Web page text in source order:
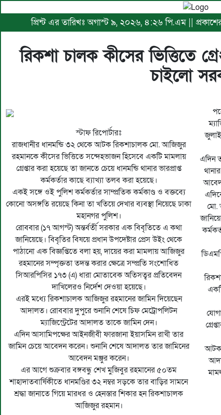
প্রিন্ট এর তারিখঃ অগাস্ট ৯, ২০২৬, ৪:২৬ পি.এম ||
রিকশা চালক কীসের ভিত্তিতে
চাইলো
স্টাফ রিপোর্টারঃ
রাজধানীর ধানমন্ডি ৩২ থেকে আটক রিকশাচালক মো. আজিজুর
রহমানকে কীসের ভিত্তিতে সন্দেহভাজন হিসেবে একটি মামলায়
গ্রেপ্তার করা হয়েছে তা জানতে চেয়ে ধানমন্ডি থানার ভারপ্রাপ্ত
কর্মকর্তার কাছে ব্যাখ্যা তলব করা হয়েছে।
একই সঙ্গে ওই পুলিশ কর্মকর্তার সাম্প্রতিক কর্মকাণ্ড ও বক্তব্যে
কোনো অসঙ্গতি রয়েছে কিনা তা খতিয়ে দেখার ব্যবস্থা নিয়েছে ঢাকা
মহানগর পুলিশ।
রোববার (১৭ আগস্ট) অন্তর্বর্তী সরকার এক বিবৃতিতে এ কথা
জানিয়েছে। বিবৃতির বিষয়ে প্রধান উপদেষ্টার প্রেস উইং থেকে
পাঠানো এক বিজ্ঞপ্তিতে বলা হয়, দায়ের করা মামলায় আজিজুর
রহমানের সম্পৃক্ততা তদন্ত করার ক্ষেত্রে সম্প্রতি সংশোধিত
সিআরপিসির ১৭৩ (এ) ধারা মোতাবেক অতিসত্বর প্রতিবেদন
দাখিলেরও নির্দেশ দেওয়া হয়েছে।
এরই মধ্যে রিকশাচালক আজিজুর রহমানের জামিন দিয়েছেন
আদালত। রোববার দুপুরে শুনানি শেষে চিফ মেট্রোপলিটন
ম্যাজিস্ট্রেটের আদালত তাকে জামিন দেন।
এদিন আসামিপক্ষের আইনজীবী ফারজানা ইয়াসমিন রাখী তার
জামিন চেয়ে আবেদন করেন। শুনানি শেষে আদালত তার জামিনের
আবেদন মঞ্জুর করেন।
এর আগে শুক্রবার বঙ্গবন্ধু শেখ মুজিবুর রহমানের ৫০তম
শাহাদাতবার্ষিকীতে ধানমণ্ডির ৩২ নম্বর সড়কে তার বাড়ির সামনে
শ্রদ্ধা জানাতে গিয়ে মারধর ও হেনস্তার শিকার হন রিকশাচালক
আজিজুর রহমান।
এদিন
মো.
আটক